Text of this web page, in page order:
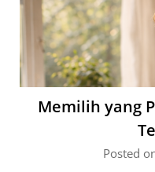
Memilih yang
Posted